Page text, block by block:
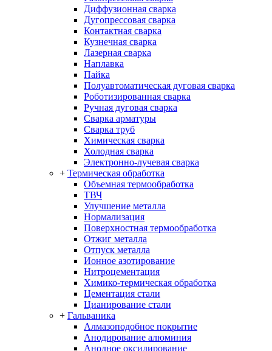
Диффузионная сварка
Дугопрессовая сварка
Контактная сварка
Кузнечная сварка
Лазерная сварка
Наплавка
Пайка
Полуавтоматическая дуговая сварка
Роботизированная сварка
Ручная дуговая сварка
Сварка арматуры
Сварка труб
Химическая сварка
Холодная сварка
Электронно-лучевая сварка
+ Термическая обработка
Объемная термообработка
ТВЧ
Улучшение металла
Нормализация
Поверхностная термообработка
Отжиг металла
Отпуск металла
Ионное азотирование
Нитроцементация
Химико-термическая обработка
Цементация стали
Цианирование стали
+ Гальваника
Алмазоподобное покрытие
Анодирование алюминия
Анодное оксидирование